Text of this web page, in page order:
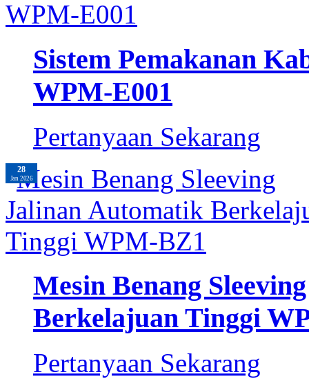
Sistem Pemakanan
WPM-E001
Pertanyaan Sekarang
28
Jan 2026
Mesin Benang
Berkelajuan Tinggi
Pertanyaan Sekarang